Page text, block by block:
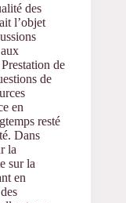
des
l’objet
de
de
en
resté
Dans
la
sur la
en